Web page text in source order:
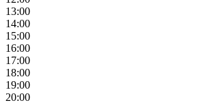
13:00
14:00
15:00
16:00
17:00
18:00
19:00
20:00